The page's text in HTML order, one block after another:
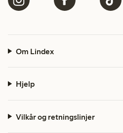
Om Lindex
Hjelp
Vilkår og retningslinjer